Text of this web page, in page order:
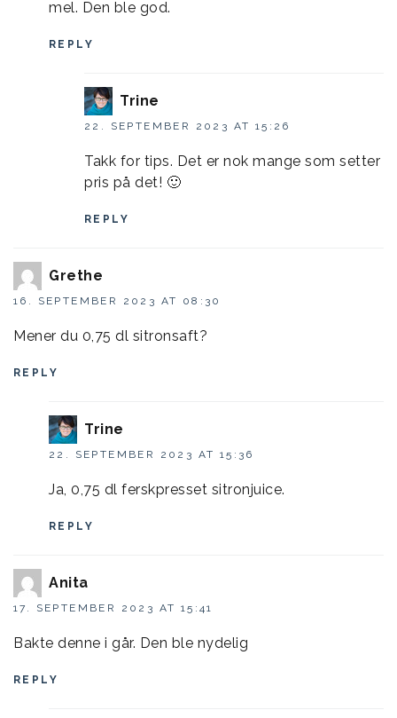
mel. Den ble god.
REPLY
Trine
22. SEPTEMBER 2023 AT 15:26
Takk for tips. Det er nok mange som setter
pris på det! 🙂
REPLY
Grethe
16. SEPTEMBER 2023 AT 08:30
Mener du 0,75 dl sitronsaft?
REPLY
Trine
22. SEPTEMBER 2023 AT 15:36
Ja, 0,75 dl ferskpresset sitronjuice.
REPLY
Anita
17. SEPTEMBER 2023 AT 15:41
Bakte denne i går. Den ble nydelig
REPLY